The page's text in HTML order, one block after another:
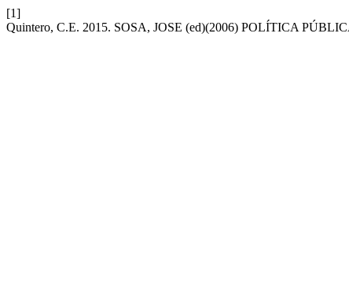
[1]
Quintero, C.E. 2015. SOSA, JOSE (ed)(2006) POLÍTICA